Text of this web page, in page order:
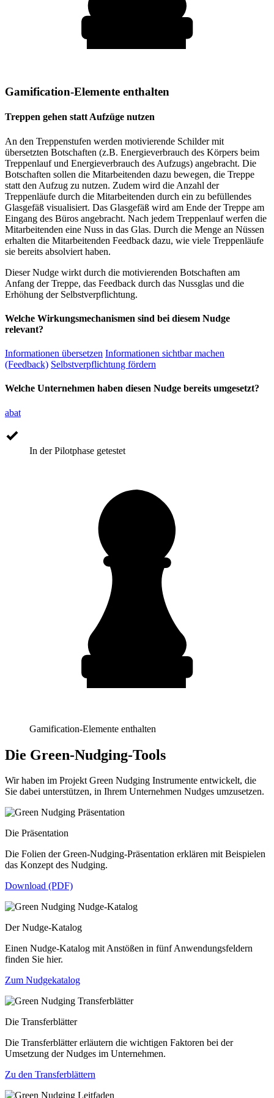
Gamification-Elemente enthalten
Treppen gehen statt Aufzüge nutzen
An den Treppenstufen werden motivierende Schilder mit
übersetzten Botschaften (z.B. Energieverbrauch des Körpers beim
Treppenlauf und Energieverbrauch des Aufzugs) angebracht. Die
Botschaften sollen die Mitarbeitenden dazu bewegen, die Treppe
statt den Aufzug zu nutzen. Zudem wird die Anzahl der
Treppenläufe durch die Mitarbeitenden durch ein zu befüllendes
Glasgefäß visualisiert. Das Glasgefäß wird am Ende der Treppe am
Eingang des Büros angebracht. Nach jedem Treppenlauf werfen die
Mitarbeitenden eine Nuss in das Glas. Durch die Menge an Nüssen
erhalten die Mitarbeitenden Feedback dazu, wie viele Treppenläufe
sie bereits absolviert haben.
Dieser Nudge wirkt durch die motivierenden Botschaften am
Anfang der Treppe, das Feedback durch das Nussglas und die
Erhöhung der Selbstverpflichtung.
Welche Wirkungsmechanismen sind bei diesem Nudge
relevant?
Informationen übersetzen Informationen sichtbar machen
(Feedback) Selbstverpflichtung fördern
Welche Unternehmen haben diesen Nudge bereits umgesetzt?
abat
In der Pilotphase getestet
Gamification-Elemente enthalten
Die Green-Nudging-Tools
Wir haben im Projekt Green Nudging Instrumente entwickelt, die
Sie dabei unterstützen, in Ihrem Unternehmen Nudges umzusetzen.
Die Präsentation
Die Folien der Green-Nudging-Präsentation erklären mit Beispielen
das Konzept des Nudging.
Download (PDF)
Der Nudge-Katalog
Einen Nudge-Katalog mit Anstößen in fünf Anwendungsfeldern
finden Sie hier.
Zum Nudgekatalog
Die Transferblätter
Die Transferblätter erläutern die wichtigen Faktoren bei der
Umsetzung der Nudges im Unternehmen.
Zu den Transferblättern